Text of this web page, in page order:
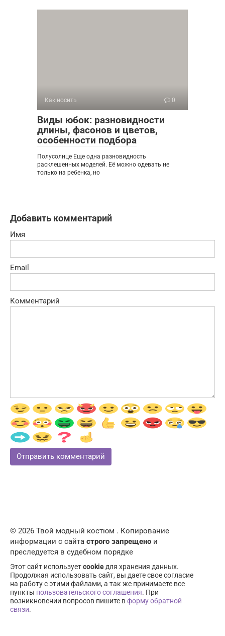
Как носить 0
Виды юбок: разновидности
длины, фасонов и цветов,
особенности подбора
Полусолнце Еще одна разновидность
расклешенных моделей. Её можно одевать не
только на ребенка, но
Добавить комментарий
Имя
Email
Комментарий
© 2026 Твой модный костюм . Копирование
информации с сайта строго запрещено и
преследуется в судебном порядке
Этот сайт используетcookie для хранения данных.
Продолжая использовать сайт, вы даете свое согласие
на работу с этими файлами, а так же принимаете все
пункты пользовательского соглашения. При
возникновении вопросов пишите вформу обратной
связи.